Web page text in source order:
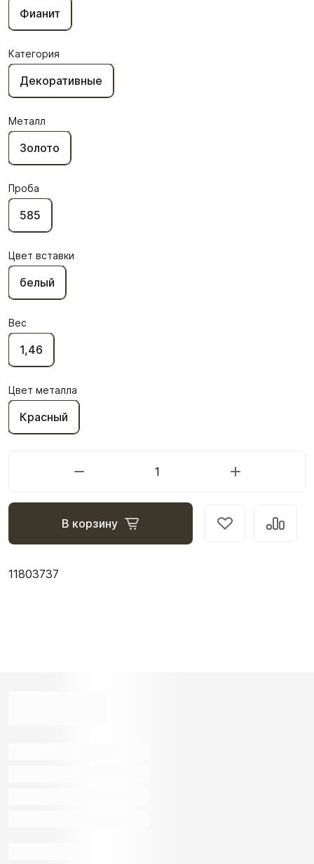
Фианит
Категория
Декоративные
Металл
Золото
Проба
585
Цвет вставки
белый
Вес
1,46
Цвет металла
Красный
В корзину
11803737